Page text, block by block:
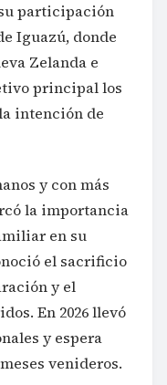
participación
Iguazú, donde
Zelanda e
principal los
intención de
y con más
la importancia
en su
el sacrificio
y el
En 2026 llevó
y espera
venideros.